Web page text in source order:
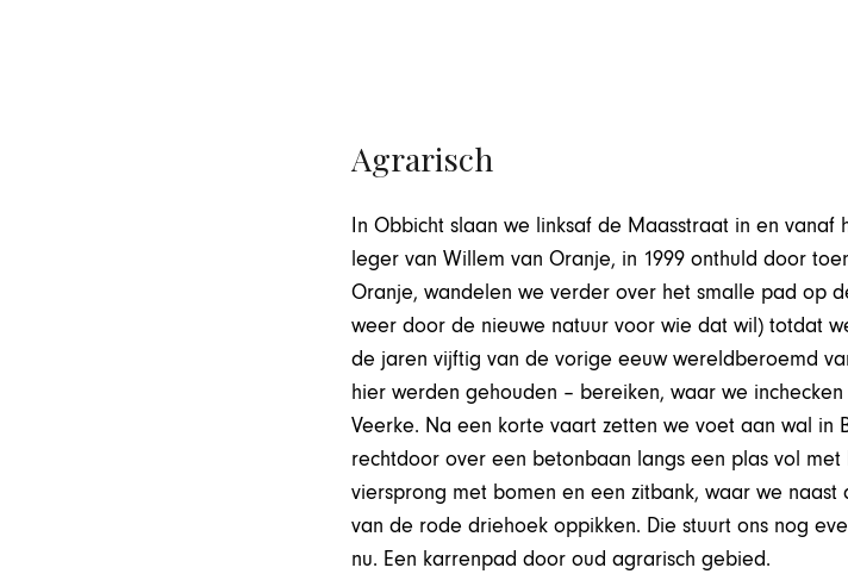
Agrarisch
In Obbicht slaan we linksaf de Maasstraat in en
leger van Willem van Oranje, in 1999 onthuld door
Oranje, wandelen we verder over het smalle pad op
weer door de nieuwe natuur voor wie dat wil) totdat
de jaren vijftig van de vorige eeuw wereldberoemd
hier werden gehouden – bereiken, waar we
Veerke. Na een korte vaart zetten we voet aan wal in
rechtdoor over een betonbaan langs een plas vol
viersprong met bomen en een zitbank, waar we
van de rode driehoek oppikken. Die stuurt ons nog
nu. Een karrenpad door oud agrarisch gebied.